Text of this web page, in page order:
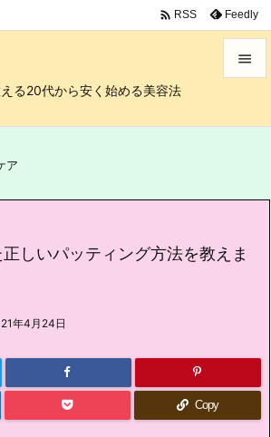
る20代から安く始める美容法

次へ
 RSS Feedly
ア
しいパッティング方法を教えま
年4月24日
Copy